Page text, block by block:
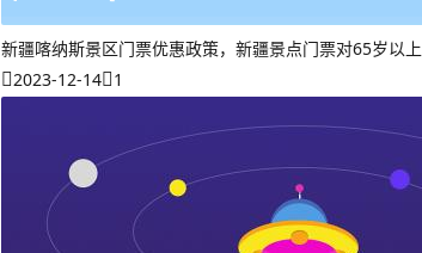
新疆喀纳斯景区门票优惠政策，新疆景点门票对65岁以上
2023-12-14 1